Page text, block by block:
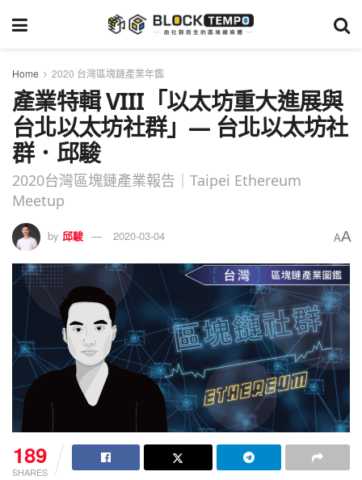
Home 2020 台灣區塊鏈產業年鑑
產業特輯 VIII「以太坊重大進展與
台北以太坊社群」— 台北以太坊社
群．邱駿
2020台灣區塊鏈產業報告｜Taipei Ethereum
Meetup
by 邱駿 2020-03-04 AA
189
SHARES